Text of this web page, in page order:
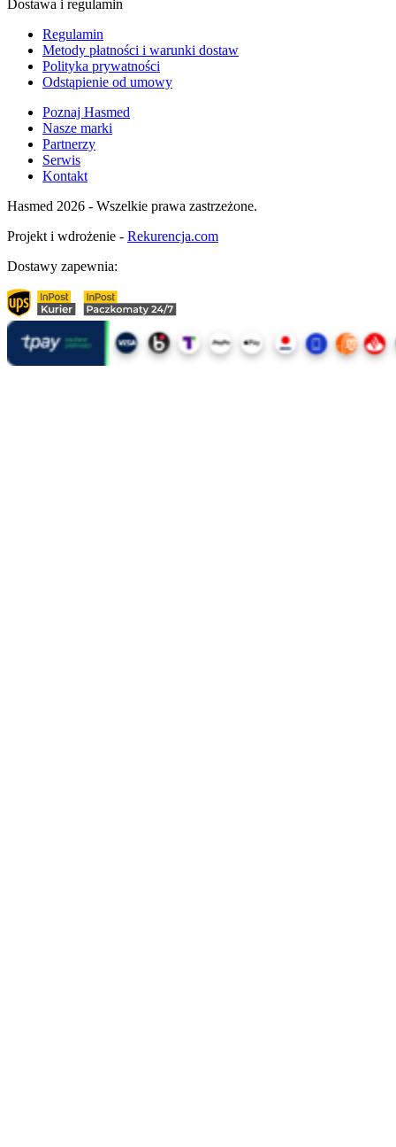
Dostawa i regulamin
Regulamin
Metody płatności i warunki dostaw
Polityka prywatności
Odstąpienie od umowy
Poznaj Hasmed
Nasze marki
Partnerzy
Serwis
Kontakt
Hasmed 2026 - Wszelkie prawa zastrzeżone.
Projekt i wdrożenie - Rekurencja.com
Dostawy zapewnia: